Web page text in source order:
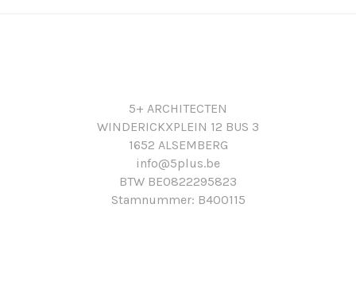
5+ ARCHITECTEN
WINDERICKXPLEIN 12 BUS 3
1652 ALSEMBERG
info@5plus.be
BTW BE0822295823
Stamnummer: B400115